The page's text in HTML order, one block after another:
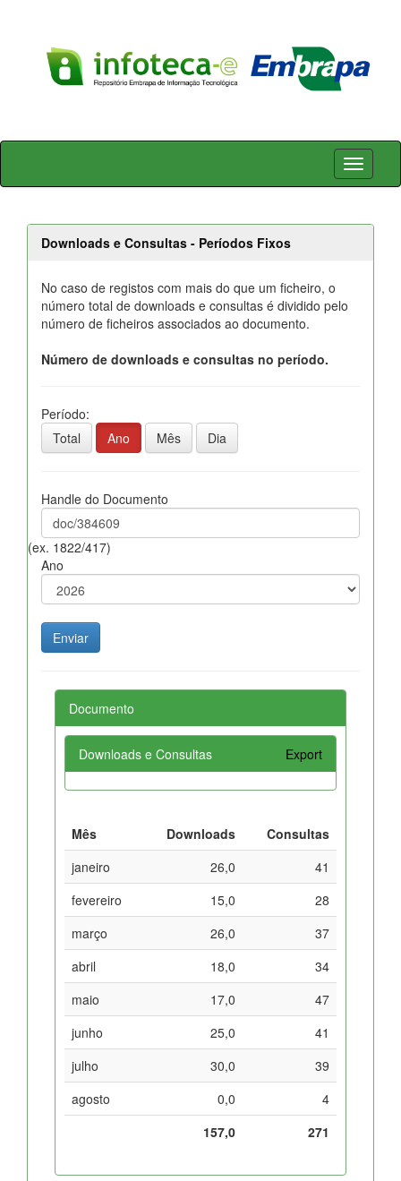
Skip
Downloads e Consultas - Períodos Fixos
No caso de registos com mais do que um ficheiro, o
número total de downloads e consultas é dividido pelo
número de ficheiros associados ao documento.
Número de downloads e consultas no período.
Período:
Total
Ano Mês Dia
Handle do Documento
(ex. 1822/417)
Ano
Documento
Downloads e Consultas Export
Mês Downloads
Consultas
janeiro
26,0
41
fevereiro
15,0
28
março
26,0
37
abril
18,0
34
maio
17,0
47
junho
25,0
41
julho
30,0
39
agosto
0,0
4
157,0
271